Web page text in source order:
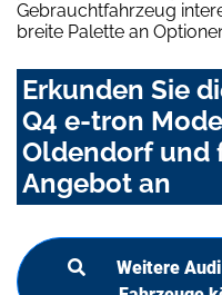
Gebrauchtfahrzeug
breite Palette an
Erkunden Sie
Q4 e-tron
Oldendorf und
Angebot an
Weitere